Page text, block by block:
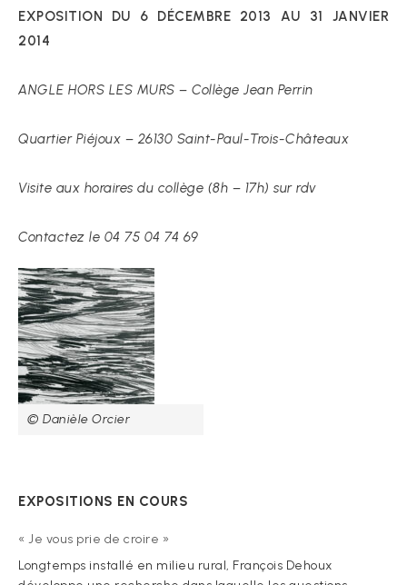
EXPOSITION DU 6 DÉCEMBRE 2013 AU 31 JANVIER
2014
ANGLE HORS LES MURS – Collège Jean Perrin
Quartier Piéjoux – 26130 Saint-Paul-Trois-Châteaux
Visite aux horaires du collège (8h – 17h) sur rdv
Contactez le 04 75 04 74 69
© Danièle Orcier
EXPOSITIONS EN COURS
« Je vous prie de croire »
Longtemps installé en milieu rural, François Dehoux